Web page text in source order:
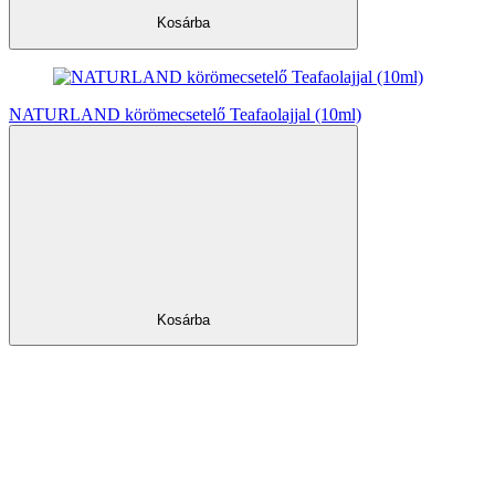
Kosárba
NATURLAND körömecsetelő Teafaolajjal (10ml)
Kosárba